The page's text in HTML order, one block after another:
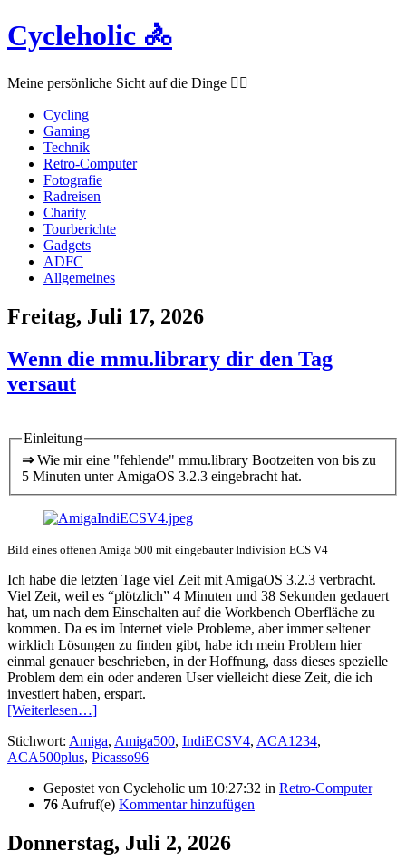
Cycleholic 🚴
Meine persönliche Sicht auf die Dinge ☝🏻
Cycling
Gaming
Technik
Retro-Computer
Fotografie
Radreisen
Charity
Tourberichte
Gadgets
ADFC
Allgemeines
Freitag, Juli 17, 2026
Wenn die mmu.library dir den Tag
versaut
Einleitung
⇒Wie mir eine "fehlende" mmu.library Bootzeiten von bis zu
5 Minuten unter AmigaOS 3.2.3 eingebracht hat.
Bild eines offenen Amiga 500 mit eingebauter Indivision ECS V4
Ich habe die letzten Tage viel Zeit mit AmigaOS 3.2.3 verbracht.
Viel Zeit, weil es “plötzlich” 4 Minuten und 38 Sekunden gedauert
hat, um nach dem Einschalten auf die Workbench Oberfläche zu
kommen. Da es im Internet viele Probleme, aber immer seltener
wirklich Lösungen zu finden gibt, habe ich mein Problem hier
einmal genauer beschrieben, in der Hoffnung, dass dieses spezielle
Problem dem ein oder anderen User vielleicht diese Zeit, die ich
investiert haben, erspart.
[Weiterlesen…]
Stichwort: Amiga, Amiga500, IndiECSV4, ACA1234,
ACA500plus, Picasso96
Gepostet von Cycleholic um 10:27:32 in Retro-Computer
76 Aufruf(e) Kommentar hinzufügen
Donnerstag, Juli 2, 2026